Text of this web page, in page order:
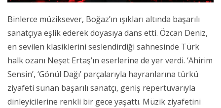
Binlerce müziksever, Boğaz’ın ışıkları altında başarılı
sanatçıya eşlik ederek doyasıya dans etti. Özcan Deniz,
en sevilen klasiklerini seslendirdiği sahnesinde Türk
halk ozanı Neşet Ertaş’ın eserlerine de yer verdi. ‘Ahirim
Sensin’, ‘Gönül Dağı’ parçalarıyla hayranlarına türkü
ziyafeti sunan başarılı sanatçı, geniş repertuvarıyla
dinleyicilerine renkli bir gece yaşattı. Müzik ziyafetini